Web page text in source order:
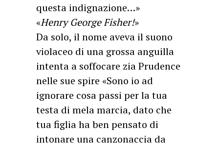
questa indignazione…»
«Henry George Fisher!»
Da solo, il nome aveva il suono
violaceo di una grossa anguilla
intenta a soffocare zia Prudence
nelle sue spire «Sono io ad
ignorare cosa passi per la tua
testa di mela marcia, dato che
tua figlia ha ben pensato di
intonare una canzonaccia da